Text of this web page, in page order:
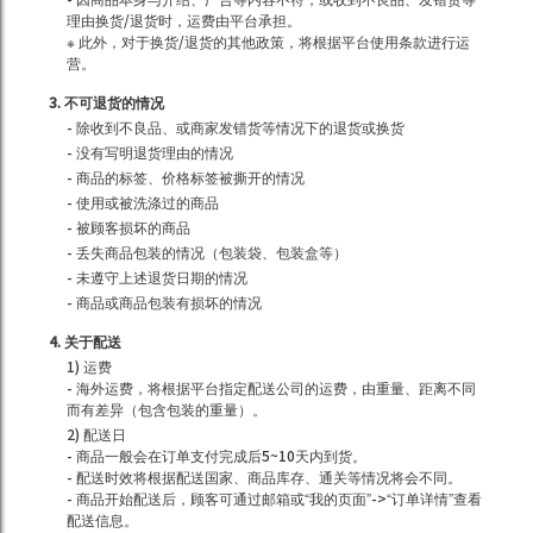
理由换货/退货时，运费由平台承担。
※ 此外，对于换货/退货的其他政策，将根据平台使用条款进行运
营。
3. 不可退货的情况
- 除收到不良品、或商家发错货等情况下的退货或换货
- 没有写明退货理由的情况
- 商品的标签、价格标签被撕开的情况
- 使用或被洗涤过的商品
- 被顾客损坏的商品
- 丢失商品包装的情况（包装袋、包装盒等）
- 未遵守上述退货日期的情况
- 商品或商品包装有损坏的情况
4. 关于配送
1) 运费
- 海外运费，将根据平台指定配送公司的运费，由重量、距离不同
而有差异（包含包装的重量）。
2) 配送日
- 商品一般会在订单支付完成后5~10天内到货。
- 配送时效将根据配送国家、商品库存、通关等情况将会不同。
- 商品开始配送后，顾客可通过邮箱或“我的页面”->“订单详情”查看
配送信息。